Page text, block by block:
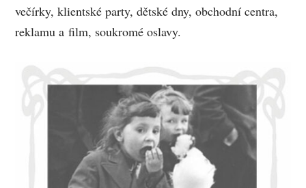
večírky, klientské party, dětské dny, obchodní centra,
reklamu a film, soukromé oslavy.